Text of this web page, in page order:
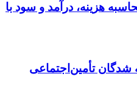
هزینه، درآمد و سود با